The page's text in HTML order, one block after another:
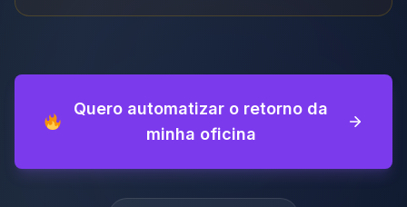
Quero automatizar o retorno da
minha oficina